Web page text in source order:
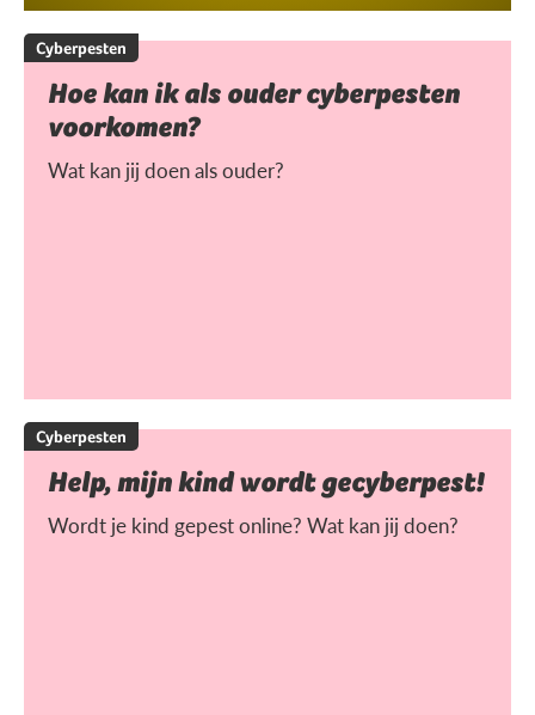
Cyberpesten
Hoe kan ik als ouder cyberpesten
voorkomen?
Wat kan jij doen als ouder?
Cyberpesten
Help, mijn kind wordt gecyberpest!
Wordt je kind gepest online? Wat kan jij doen?